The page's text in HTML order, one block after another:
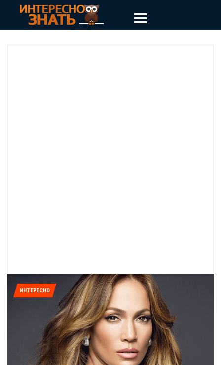
ИНТЕРЕСНО